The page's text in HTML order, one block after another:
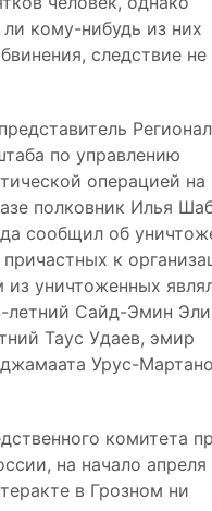
кому-нибудь из них
следствие не
по управлению
операцией на
полковник Илья
сообщил об
к
уничтоженных
летний Сайд-Эмин
Таус Удаев, эмир
Урус-
комитета
на начало
в Грозном ни